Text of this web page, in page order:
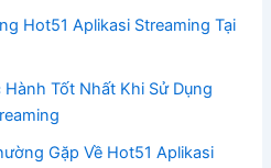
Hot51 Aplikasi Streaming Tại
Tốt Nhất Khi Sử Dụng
Gặp Về Hot51 Aplikasi